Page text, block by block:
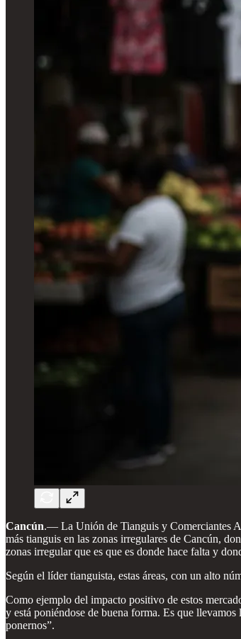
Cancún.— La Unión de Tianguis y Comerciantes
más tianguis en las zonas irregulares de Cancún,
zonas irregular que es que es donde hace falta y
Según el líder tianguista, estas áreas, con un alto
Como ejemplo del impacto positivo de estos
y está poniéndose de buena forma. Es que
ponernos”.